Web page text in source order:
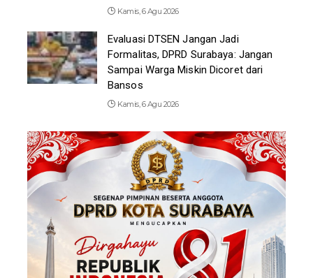
Kamis, 6 Agu 2026
Evaluasi DTSEN Jangan Jadi
Formalitas, DPRD Surabaya: Jangan
Sampai Warga Miskin Dicoret dari
Bansos
Kamis, 6 Agu 2026